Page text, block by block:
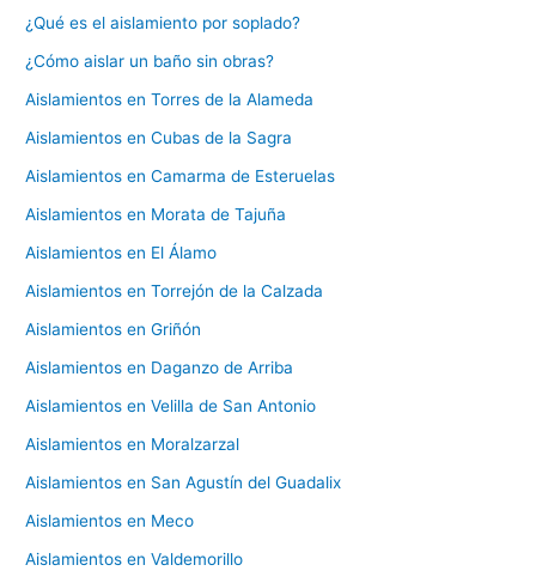
¿Qué es el aislamiento por soplado?
¿Cómo aislar un baño sin obras?
Aislamientos en Torres de la Alameda
Aislamientos en Cubas de la Sagra
Aislamientos en Camarma de Esteruelas
Aislamientos en Morata de Tajuña
Aislamientos en El Álamo
Aislamientos en Torrejón de la Calzada
Aislamientos en Griñón
Aislamientos en Daganzo de Arriba
Aislamientos en Velilla de San Antonio
Aislamientos en Moralzarzal
Aislamientos en San Agustín del Guadalix
Aislamientos en Meco
Aislamientos en Valdemorillo